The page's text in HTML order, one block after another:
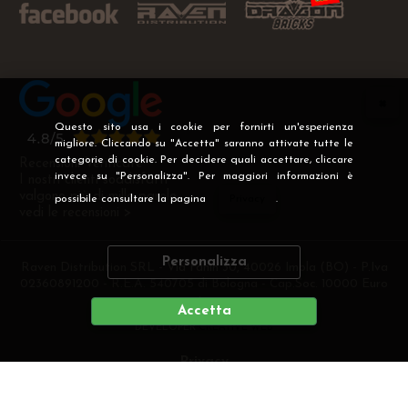
Questo sito usa i cookie per fornirti un'esperienza
migliore. Cliccando su "Accetta" saranno attivate tutte le
categorie di cookie. Per decidere quali accettare, cliccare
invece su "Personalizza". Per maggiori informazioni è
possibile consultare la pagina .
Personalizza
Accetta
Recensioni Verificate
I nostri clienti soddisfatti
valgono più di mille parole
Raven Distribution SRL - Via Fanin 30, 40026 Imola (BO) - P.Iva
i.v
DEVELOPERCREATIVE WEB
Privacy